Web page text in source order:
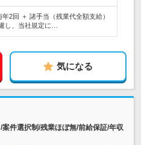
2回 ＋ 諸手当（残業代全額支給）
し、当社規定に…
気になる
件選択制/残業ほぼ無/前給保証/年収